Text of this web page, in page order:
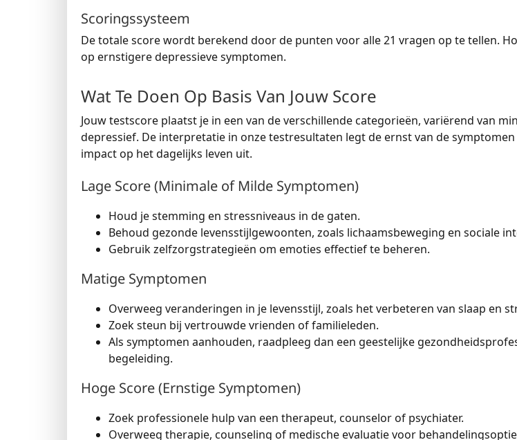
Scoringssysteem
De totale score wordt berekend door de punten voor alle 21 vragen op te tellen.
op ernstigere depressieve symptomen.
Wat Te Doen Op Basis Van Jouw Score
Jouw testscore plaatst je in een van de verschillende categorieën, variërend van
depressief. De interpretatie in onze testresultaten legt de ernst van de
impact op het dagelijks leven uit.
Lage Score (Minimale of Milde Symptomen)
Houd je stemming en stressniveaus in de gaten.
Behoud gezonde levensstijlgewoonten, zoals lichaamsbeweging en sociale
Gebruik zelfzorgstrategieën om emoties effectief te beheren.
Matige Symptomen
Overweeg veranderingen in je levensstijl, zoals het verbeteren van slaap en
Zoek steun bij vertrouwde vrienden of familieleden.
Als symptomen aanhouden, raadpleeg dan een geestelijke
begeleiding.
Hoge Score (Ernstige Symptomen)
Zoek professionele hulp van een therapeut, counselor of psychiater.
Overweeg therapie, counseling of medische evaluatie voor